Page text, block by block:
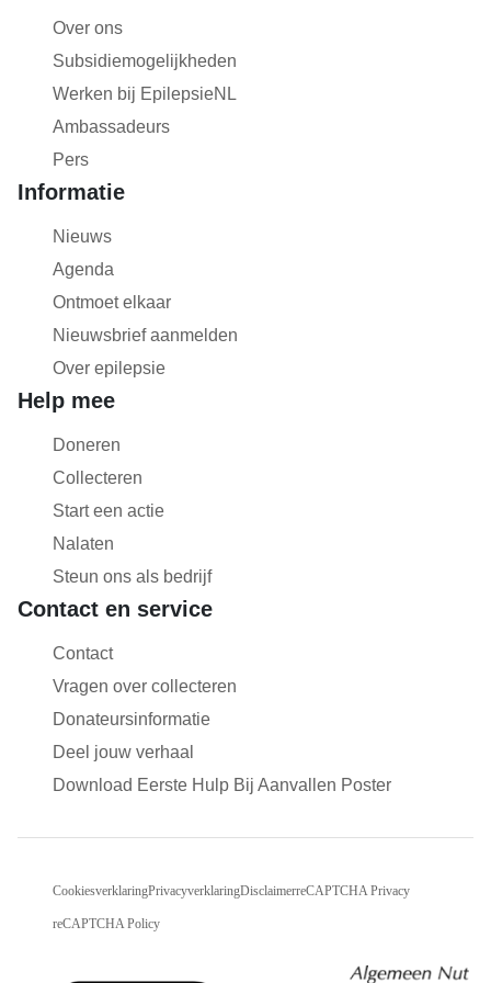
Over ons
Subsidiemogelijkheden
Werken bij EpilepsieNL
Ambassadeurs
Pers
Informatie
Nieuws
Agenda
Ontmoet elkaar
Nieuwsbrief aanmelden
Over epilepsie
Help mee
Doneren
Collecteren
Start een actie
Nalaten
Steun ons als bedrijf
Contact en service
Contact
Vragen over collecteren
Donateursinformatie
Deel jouw verhaal
Download Eerste Hulp Bij Aanvallen Poster
CookiesverklaringPrivacyverklaringDisclaimerreCAPTCHA Privacy
reCAPTCHA Policy